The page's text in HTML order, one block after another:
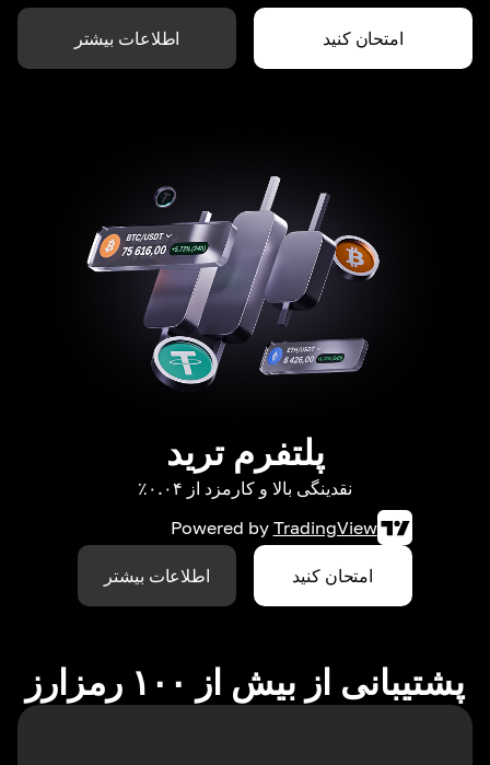
امتحان کنید اطلاعات بیشتر
پلتفرم ترید
نقدینگی بالا و کارمزد از ۰.۰۴٪
Powered by TradingView
امتحان کنید اطلاعات بیشتر
پشتیبانی از بیش از ۱۰۰ رمزارز